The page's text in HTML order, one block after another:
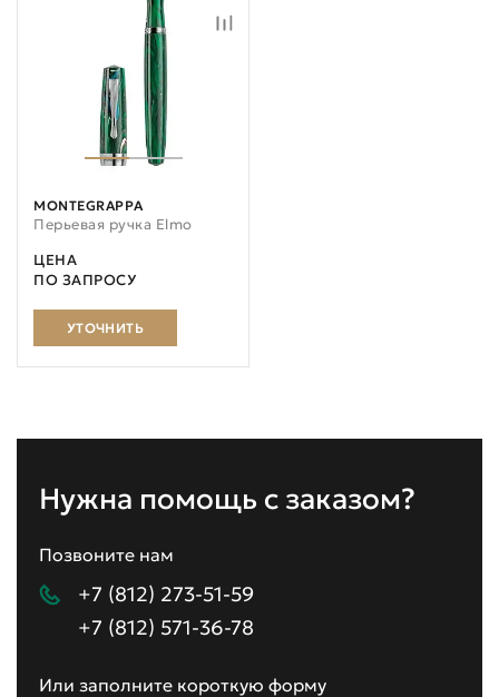
MONTEGRAPPA
Перьевая ручка Elmo
ЦЕНА
ПО ЗАПРОСУ
УТОЧНИТЬ
Нужна помощь с заказом?
Позвоните нам
+7 (812) 273-51-59
+7 (812) 571-36-78
Или заполните короткую форму